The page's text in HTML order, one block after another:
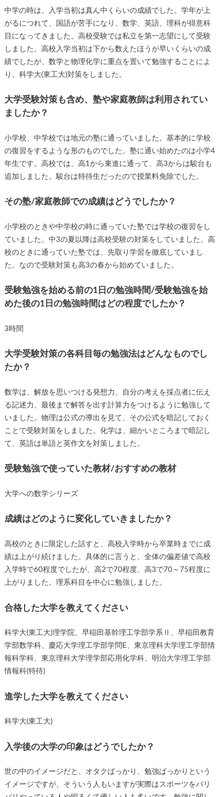
中学の時は、入学当初は真ん中くらいの成績でした。学年が上
がるにつれて、国語が苦手になり、数学、英語、理科が得意科
目になってきました。高校受験では私立を第一志望にして受験
しました。高校入学当初は下から数えたほうが早いくらいの成
績でしたが、数学と物理化学に重点を置いて勉強することによ
り、科学大(東工大)対策をしました。
大学受験対策も含め、塾や家庭教師は利用されてい
ましたか？
小学校、中学校では地元の塾に通っていました。基本的に学校
の復習をするような形のものでした。塾に通い始めたのは小学4
年生です。高校では、高1から東進に通って、高3からは駿台も
追加しました。駿台は特待生だったので授業料免除でした。
その塾/家庭教師での成績はどうでしたか？
小学校のときや中学校の時に通っていた塾では学校の復習をし
ていました。中3の夏以降は高校受験の対策をしていました。高
校のときに通っていた塾では、先取り学習を徹底していまし
た。なので受験対策も高3の春から始めていました。
受験勉強を始める前の1日の勉強時間/受験勉強を始
めた後の1日の勉強時間はどの程度でしたか？
3時間
大学受験対策の各科目毎の勉強法はどんなものでし
たか？
数学は、解放を思いつける発想力、自分の考えを採点者に伝え
る記述力、最後まで解答を出す計算力をつけるように勉強して
いました。物理は公式の導出を見て、その公式を暗記しておく
ことで受験対策をしました。化学は、細かいところまで暗記し
て、英語は単語と英作文を対策しました。
受験勉強で使っていた教材/おすすめの教材
大学への数学シリーズ
成績はどのように変化していきましたか？
高校のときに限定した話すと、高校入学時から卒業時までに成
績は上がり続けました。具体的に言うと、全体の偏差値で高校
入学時で60程度でしたが、高2で70程度、高3で70～75程度に
上がりました。理系科目を中心に勉強しました。
合格した大学を教えてください
科学大(東工大)理学院、早稲田基幹理工学部学系Ⅱ、早稲田教育
学部数学科、慶応大学理工学部学問E、東京理科大学理工学部情
報科学科、東京理科大学理学部応用化学科、明治大学理工学部
情報科(特待)
進学した大学を教えてください
科学大(東工大)
入学後の大学の印象はどうでしたか？
世の中のイメージだと、オタクばっかり、勉強ばっかりという
イメージですが、そういう人もいますが実際はスポーツをバリ